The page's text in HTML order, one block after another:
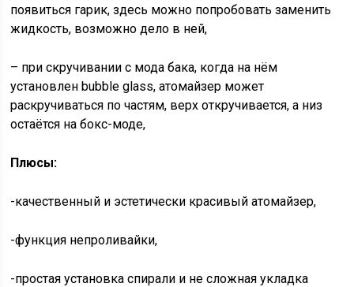
появиться гарик, здесь можно попробовать заменить
жидкость, возможно дело в ней,
– при скручивании с мода бака, когда на нём
установлен bubble glass, атомайзер может
раскручиваться по частям, верх откручивается, а низ
остаётся на бокс-моде,
Плюсы:
-качественный и эстетически красивый атомайзер,
-функция непроливайки,
-простая установка спирали и не сложная укладка